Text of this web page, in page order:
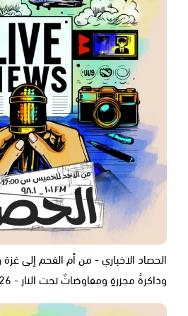
الحصاد الاخباري - من أم الفحم إلى
وذاكرةُ مجزرةٍ ومفاوضاتٌ تحت النار - 04.08.2026